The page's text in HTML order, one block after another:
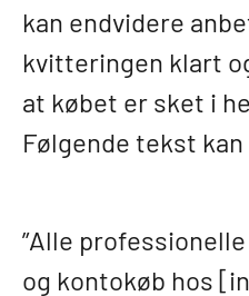
kan endvidere
kvitteringen klart
at købet er sket i
Følgende tekst
”Alle
og kontokøb hos